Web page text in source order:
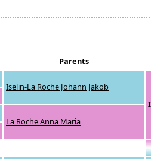
Parents
Iselin-La Roche Johann Jakob
La Roche Anna Maria